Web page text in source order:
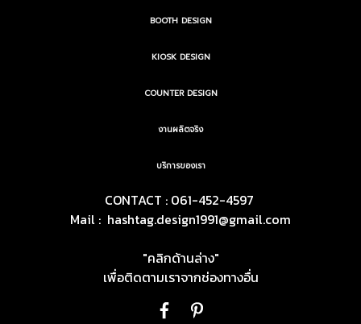
BOOTH DESIGN
KIOSK DESIGN
COUNTER DESIGN
งานผลิตจริง
บริการของเรา
CONTACT : 061-452-4597
Mail : hashtag.design1991@gmail.com
"คลิกด้านล่าง"
เพื่อติดตามเราจากช่องทางอื่น